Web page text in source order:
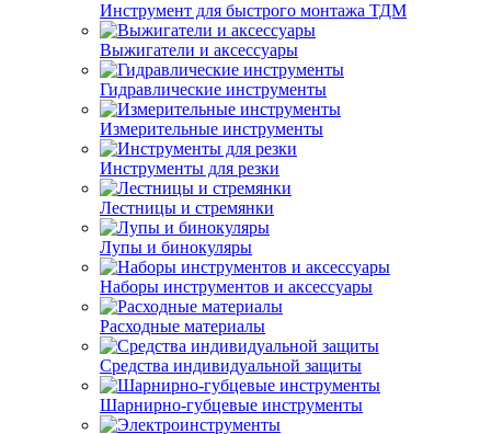
Инструмент для быстрого монтажа ТДМ
Выжигатели и аксессуары
Гидравлические инструменты
Измерительные инструменты
Инструменты для резки
Лестницы и стремянки
Лупы и бинокуляры
Наборы инструментов и аксессуары
Расходные материалы
Средства индивидуальной защиты
Шарнирно-губцевые инструменты